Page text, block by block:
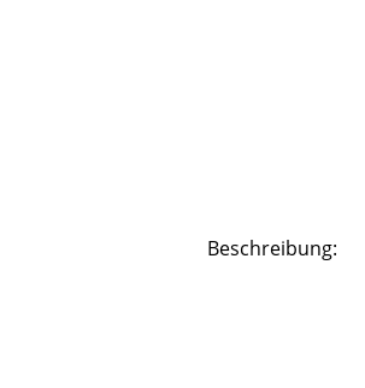
Beschreibung: